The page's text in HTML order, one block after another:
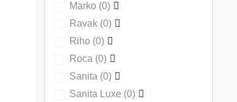
Marko (0)
Ravak (0)
Riho (0)
Roca (0)
Sanita (0)
Sanita Luxe (0)